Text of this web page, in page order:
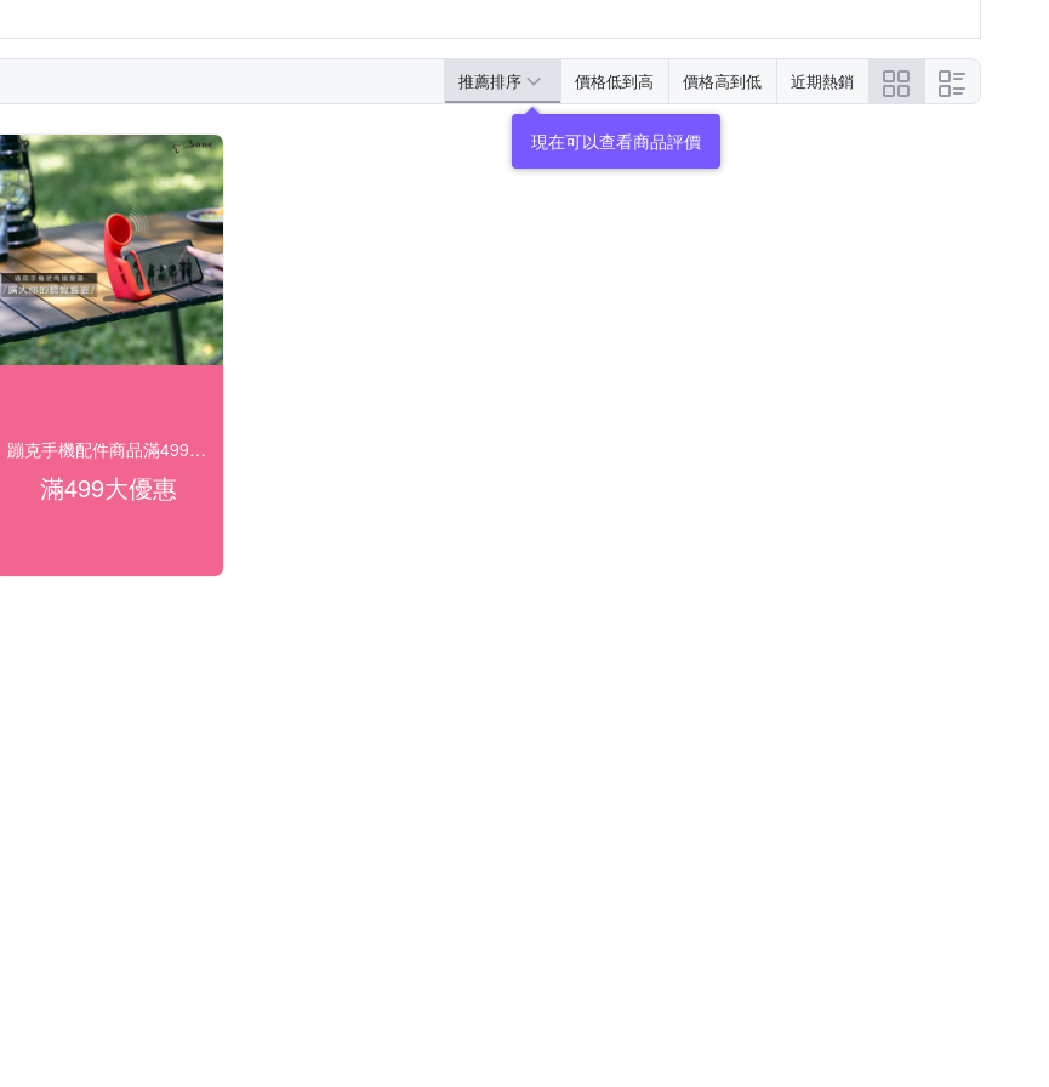
推薦排序 價格低到高 價格高到低 近期熱銷
現在可以查看商品評價
蹦克手機配件商品滿499元出貨
滿499大優惠